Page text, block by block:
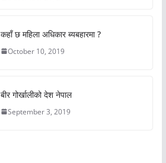
कहाँ छ महिला अधिकार ब्यबहारमा ?
October 10, 2019
बीर गोर्खालीको देश नेपाल
September 3, 2019